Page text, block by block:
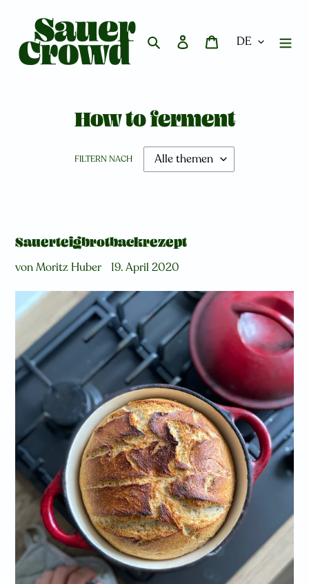
Inhalt
Suchen EinloggenWarenkorb
How to ferment
FILTERN NACH
Sauerteigbrotbackrezept
von Moritz Huber 19. April 2020